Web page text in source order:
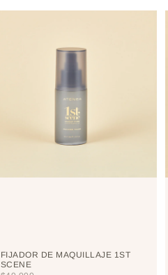
FIJADOR DE MAQUILLAJE 1ST
SCENE